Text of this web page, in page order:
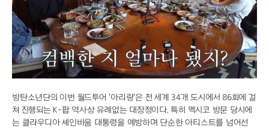
방탄소년단의 이번 월드투어 '아리랑'은 전 세계 34개 도시에서 86회에 걸
쳐 진행되는 K-팝 역사상 유례없는 대장정이다. 특히 멕시코 방문 당시에
는 클라우디아 셰인바움 대통령을 예방하며 단순한 아티스트를 넘어선